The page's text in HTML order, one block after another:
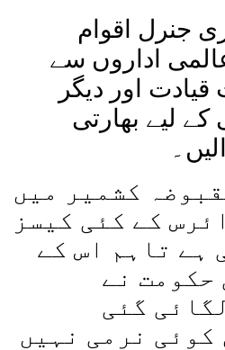
جنرل اقوام
اداروں سے
اور دیگر
لیے بھارتی
کشمیر میں
کے کئی کیسز
ہے تاہم اس کے
حکومت نے
گئی
کوئی نرمی نہیں